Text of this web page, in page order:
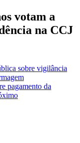
votam a
na CCJ
sobre vigilância
pagamento da